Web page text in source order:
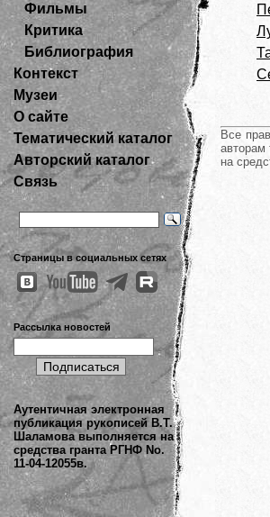
Фильмы
Критика
Библиография
Контекст
Музеи
О сайте
Тематический каталог
Авторский каталог
Связь
Страницы в социальных сетях
Рассылка новостей
Аутентичная электронная
публикация рукописей В.Т.
Шаламова выполняется на
средства гранта РГНФ No.
11-04-12055в.
Все
авторам
на